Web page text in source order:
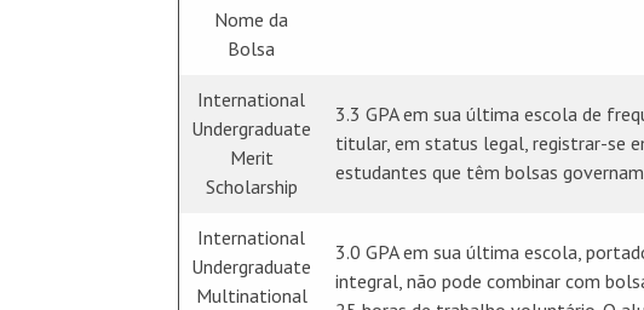
Nome da
Bolsa
International
Undergraduate
Merit
Scholarship
3.3 GPA em sua última escola de
titular, em status legal, registrar-se
estudantes que têm bolsas
International
Undergraduate
Multinational
3.0 GPA em sua última escola,
integral, não pode combinar com